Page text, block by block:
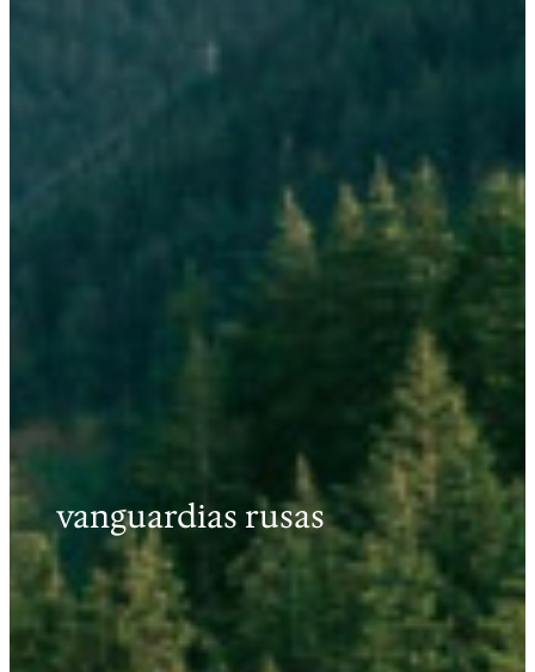
vanguardias rusas